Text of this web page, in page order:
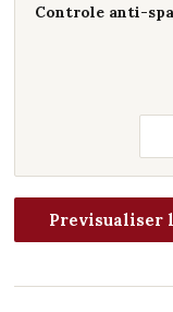
Controle anti-